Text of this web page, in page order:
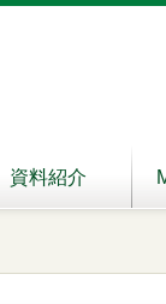
資料紹介